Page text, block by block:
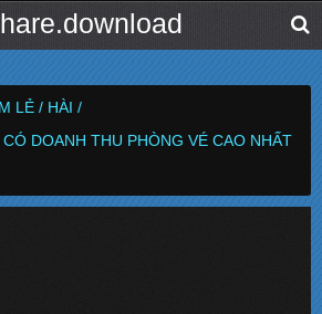
LẺ / HÀI /
DOANH THU PHÒNG VÉ CAO NHẤT